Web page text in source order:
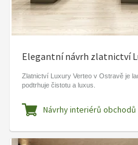
Elegantní návrh zlatnictví
Zlatnictví Luxury Verteo v Ostravě je
podtrhuje čistotu a luxus.
Návrhy interiérů obchodů